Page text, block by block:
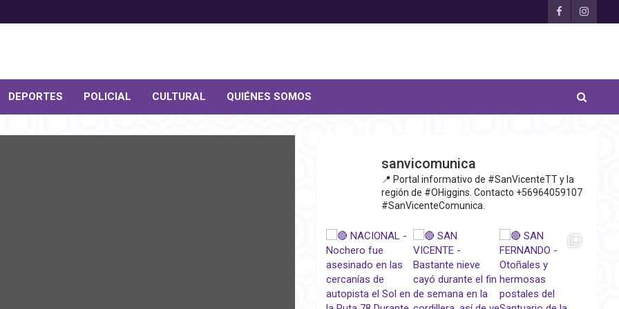
DEPORTES POLICIAL CULTURAL QUIÉNES SOMOS
sanvicomunica
📍 Portal informativo de #SanVicenteTT y la
región de #OHiggins. Contacto +56964059107
#SanVicenteComunica.